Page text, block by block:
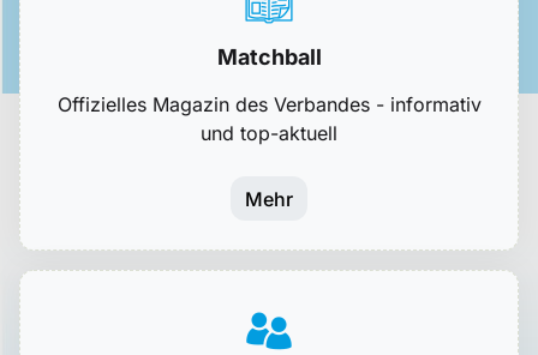
Matchball
Offizielles Magazin des Verbandes - informativ
und top-aktuell
Mehr